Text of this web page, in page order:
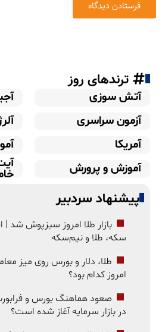
ترندهای روز
آتش سوزی
آزمون سراسری
آمریکا
آموزش و پرورش
پیشنهاد سردبیر
بازار طلا امروز سبزپوش شد
سکه، طلا و نیم‌سکه
طلا، دلار و بورس روی میز
امروز کدام بود؟
صعود هماهنگ بورس و
در بازار سرمایه آغاز شده است؟